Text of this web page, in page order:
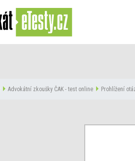
Advokátní zkoušky ČAK - test online Prohlížení